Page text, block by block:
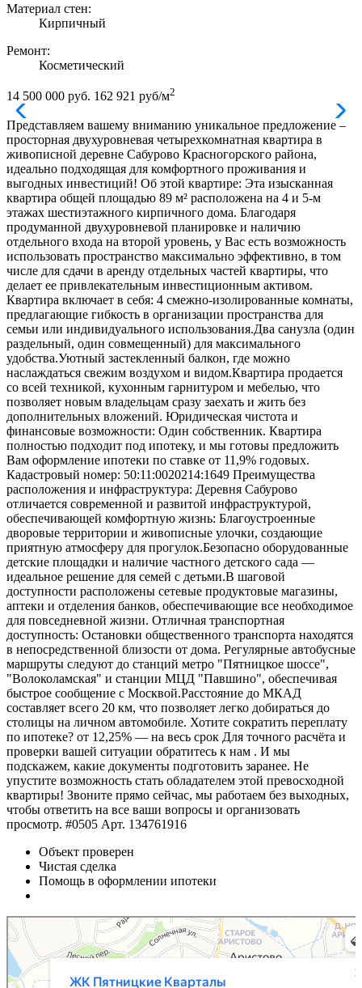
Материал стен:
Кирпичный
Ремонт:
Косметический
14 500 000 руб. 162 921 руб/м2
Представляем вашему вниманию уникальное предложение –
просторная двухуровневая четырехкомнатная квартира в
живописной деревне Сабурово Красногорского района,
идеально подходящая для комфортного проживания и
выгодных инвестиций! Об этой квартире: Эта изысканная
квартира общей площадью 89 м² расположена на 4 и 5-м
этажах шестиэтажного кирпичного дома. Благодаря
продуманной двухуровневой планировке и наличию
отдельного входа на второй уровень, у Вас есть возможность
использовать пространство максимально эффективно, в том
числе для сдачи в аренду отдельных частей квартиры, что
делает ее привлекательным инвестиционным активом.
Квартира включает в себя: 4 смежно-изолированные комнаты,
предлагающие гибкость в организации пространства для
семьи или индивидуального использования.Два санузла (один
раздельный, один совмещенный) для максимального
удобства.Уютный застекленный балкон, где можно
наслаждаться свежим воздухом и видом.Квартира продается
со всей техникой, кухонным гарнитуром и мебелью, что
позволяет новым владельцам сразу заехать и жить без
дополнительных вложений. Юридическая чистота и
финансовые возможности: Один собственник. Квартира
полностью подходит под ипотеку, и мы готовы предложить
Вам оформление ипотеки по ставке от 11,9% годовых.
Кадастровый номер: 50:11:0020214:1649 Преимущества
расположения и инфраструктура: Деревня Сабурово
отличается современной и развитой инфраструктурой,
обеспечивающей комфортную жизнь: Благоустроенные
дворовые территории и живописные улочки, создающие
приятную атмосферу для прогулок.Безопасно оборудованные
детские площадки и наличие частного детского сада —
идеальное решение для семей с детьми.В шаговой
доступности расположены сетевые продуктовые магазины,
аптеки и отделения банков, обеспечивающие все необходимое
для повседневной жизни. Отличная транспортная
доступность: Остановки общественного транспорта находятся
в непосредственной близости от дома. Регулярные автобусные
маршруты следуют до станций метро "Пятницкое шоссе",
"Волоколамская" и станции МЦД "Павшино", обеспечивая
быстрое сообщение с Москвой.Расстояние до МКАД
составляет всего 20 км, что позволяет легко добираться до
столицы на личном автомобиле. Хотите сократить переплату
по ипотеке? от 12,25% — на весь срок Для точного расчёта и
проверки вашей ситуации обратитесь к нам . И мы
подскажем, какие документы подготовить заранее. Не
упустите возможность стать обладателем этой превосходной
квартиры! Звоните прямо сейчас, мы работаем без выходных,
чтобы ответить на все ваши вопросы и организовать
просмотр. #0505 Арт. 134761916
Объект проверен
Чистая сделка
Помощь в оформлении ипотеки